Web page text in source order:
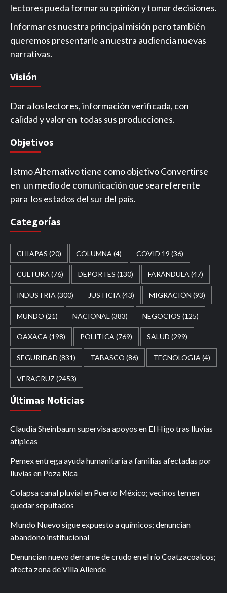
lectores pueda formar su opinión y tomar decisiones.
Informar es nuestra principal misión pero también
queremos presentarle a nuestra audiencia nuevas
narrativas.
Visión
Dar a los lectores, información verificada, con
calidad y valor en todas sus producciones.
Objetivos
Istmo Alternativo tiene como objetivo Convertirse
en un medio de comunicación que sea referente
para los estados del sur del país.
Categorías
CHIAPAS (20) COLUMNA (4) COVID 19 (36)
CULTURA (76) DEPORTES (130) FARÁNDULA (47)
INDUSTRIA (300) JUSTICIA (43) MIGRACIÓN (93)
MUNDO (21) NACIONAL (383) NEGOCIOS (125)
OAXACA (198) POLITICA (769) SALUD (299)
SEGURIDAD (831) TABASCO (86) TECNOLOGIA (4)
VERACRUZ (2453)
Últimas Noticias
Claudia Sheinbaum supervisa apoyos en El Higo tras lluvias
atípicas
Pemex entrega ayuda humanitaria a familias afectadas por
lluvias en Poza Rica
Colapsa canal pluvial en Puerto México; vecinos temen
quedar sepultados
Mundo Nuevo sigue expuesto a químicos; denuncian
abandono institucional
Denuncian nuevo derrame de crudo en el río Coatzacoalcos;
afecta zona de Villa Allende